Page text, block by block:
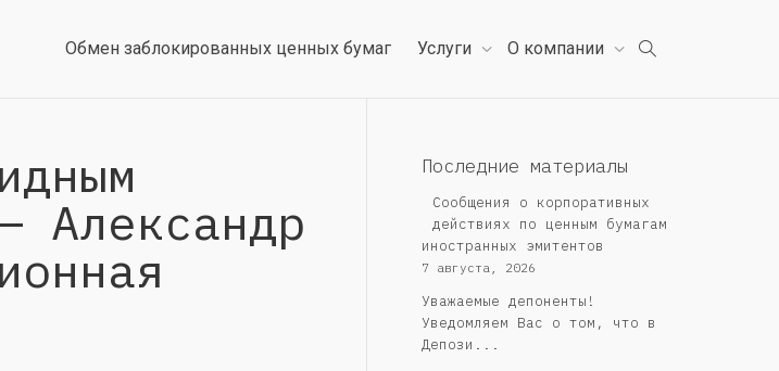
Обмен заблокированных ценных бумаг Услуги О компании
Последние материалы
Сообщения о корпоративных
действиях по ценным бумагам
иностранных эмитентов
7 августа, 2026
Уважаемые депоненты!
Уведомляем Вас о том, что в
Депози...